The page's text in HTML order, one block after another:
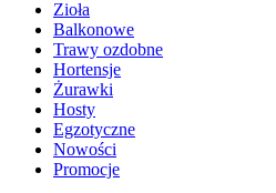
Zioła
Balkonowe
Trawy ozdobne
Hortensje
Żurawki
Hosty
Egzotyczne
Nowości
Promocje